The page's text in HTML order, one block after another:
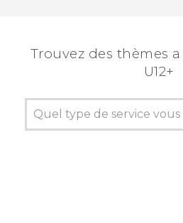
Trouvez des thèmes
U12+